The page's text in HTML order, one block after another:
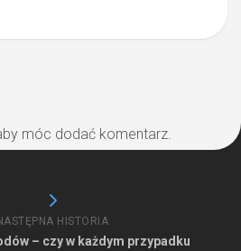
móc dodać komentarz.
HISTORIA
– czy w każdym przypadku